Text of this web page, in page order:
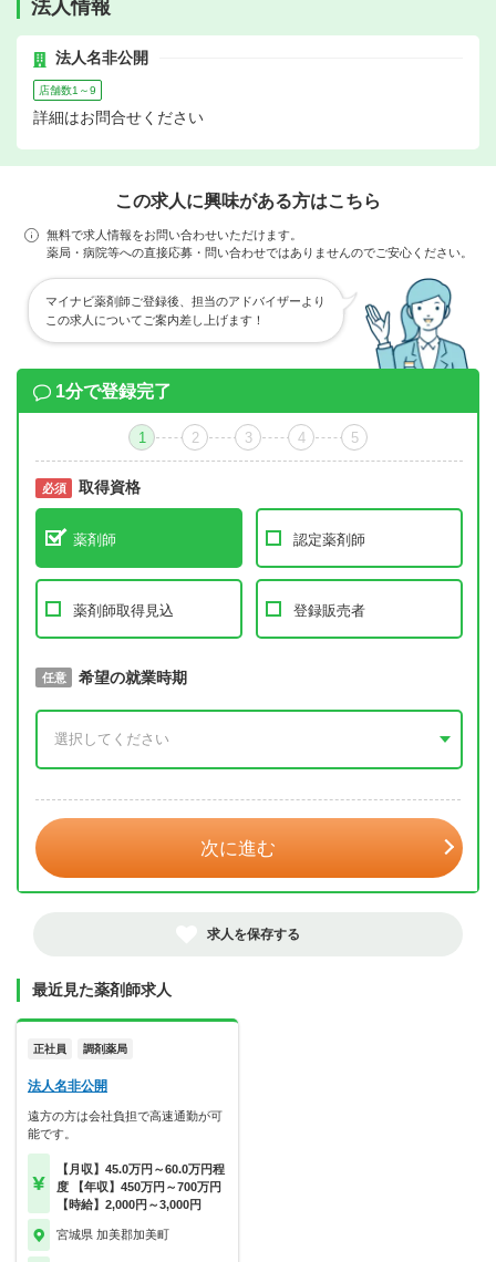
法人情報
法人名非公開
店舗数1～9
詳細はお問合せください
この求人に興味がある方はこちら
無料で求人情報をお問い合わせいただけます。
薬局・病院等への直接応募・問い合わせではありませんのでご安心ください。
マイナビ薬剤師ご登録後、担当のアドバイザーより
この求人についてご案内差し上げます！
1分で登録完了
1 2 3 4 5
必須 取得資格
薬剤師 認定薬剤師
薬剤師取得見込 登録販売者
必須 取得予定年
任意 希望の就業時期
次に進む
求人を保存する
最近見た薬剤師求人
正社員 調剤薬局
法人名非公開
遠方の方は会社負担で高速通勤が可
能です。
【月収】45.0万円～60.0万円程
度 【年収】450万円～700万円
【時給】2,000円～3,000円
宮城県 加美郡加美町